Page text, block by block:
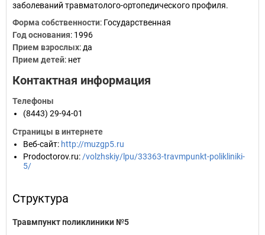
заболеваний травматолого-ортопедического профиля.
Форма собственности: Государственная
Год основания: 1996
Прием взрослых: да
Прием детей: нет
Контактная информация
Телефоны
(8443) 29-94-01
Страницы в интернете
Веб-сайт: http://muzgp5.ru
Prodoctorov.ru: /volzhskiy/lpu/33363-travmpunkt-polikliniki-
5/
Структура
Травмпункт поликлиники №5